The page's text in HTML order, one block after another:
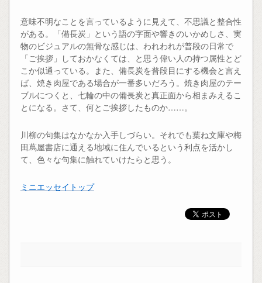
意味不明なことを言っているように見えて、不思議と整合性
がある。「備長炭」という語の字面や響きのいかめしさ、実
物のビジュアルの無骨な感じは、われわれが普段の日常で
「ご挨拶」しておかなくては、と思う偉い人の持つ属性とど
こか似通っている。また、備長炭を普段目にする機会と言え
ば、焼き肉屋である場合が一番多いだろう。焼き肉屋のテー
ブルにつくと、七輪の中の備長炭と真正面から相まみえるこ
とになる。さて、何とご挨拶したものか……。
川柳の句集はなかなか入手しづらい。それでも葉ね文庫や梅
田蔦屋書店に通える地域に住んでいるという利点を活かし
て、色々な句集に触れていけたらと思う。
ミニエッセイトップ